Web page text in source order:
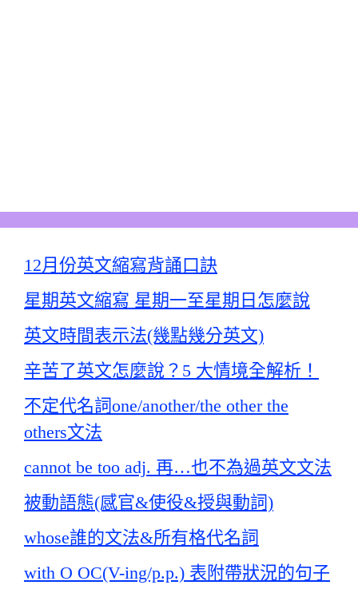
12月份英文縮寫背誦口訣
星期英文縮寫 星期一至星期日怎麼說
英文時間表示法(幾點幾分英文)
辛苦了英文怎麼說？5 大情境全解析！
不定代名詞one/another/the other the
others文法
cannot be too adj. 再…也不為過英文文法
被動語態(感官&使役&授與動詞)
whose誰的文法&所有格代名詞
with O OC(V-ing/p.p.) 表附帶狀況的句子